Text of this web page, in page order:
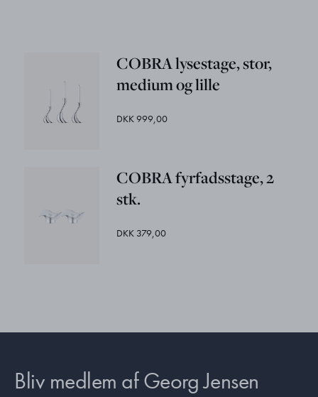
COBRA lysestage, stor,
medium og lille
DKK 999,00
COBRA fyrfadsstage, 2
stk.
DKK 379,00
Bliv medlem af Georg Jensen